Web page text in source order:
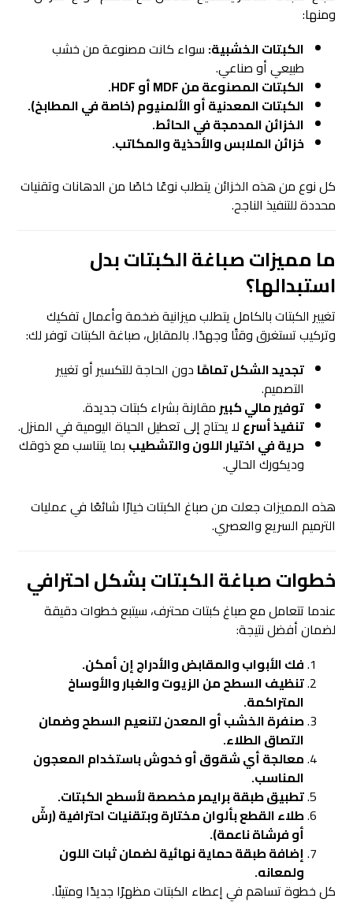
ومنها:
الكبتات الخشبية: سواء كانت مصنوعة من خشب
طبيعي أو صناعي.
الكبتات المصنوعة من MDF أو HDF.
الكبتات المعدنية أو الألمنيوم (خاصة في المطابخ).
الخزائن المدمجة في الحائط.
خزائن الملابس والأحذية والمكاتب.
كل نوع من هذه الخزائن يتطلب نوعًا خاصًا من الدهانات وتقنيات
محددة للتنفيذ الناجح.
ما مميزات صباغة الكبتات بدل
استبدالها؟
تغيير الكبتات بالكامل يتطلب ميزانية ضخمة وأعمال تفكيك
وتركيب تستغرق وقتًا وجهدًا. بالمقابل، صباغة الكبتات توفر لك:
تجديد الشكل تمامًا دون الحاجة للتكسير أو تغيير
التصميم.
توفير مالي كبير مقارنة بشراء كبتات جديدة.
تنفيذ أسرع لا يحتاج إلى تعطيل الحياة اليومية في المنزل.
حرية في اختيار اللون والتشطيب بما يتناسب مع ذوقك
وديكورك الحالي.
هذه المميزات جعلت من صباغ الكبتات خيارًا شائعًا في عمليات
الترميم السريع والعصري.
خطواتصباغة الكبتاتبشكل احترافي
عندما تتعامل مع صباغ كبتات محترف، سيتبع خطوات دقيقة
لضمان أفضل نتيجة:
فك الأبواب والمقابض والأدراج إن أمكن.
تنظيف السطح من الزيوت والغبار والأوساخ
المتراكمة.
صنفرة الخشب أو المعدن لتنعيم السطح وضمان
التصاق الطلاء.
معالجة أي شقوق أو خدوش باستخدام المعجون
المناسب.
تطبيق طبقة برايمر مخصصة لأسطح الكبتات.
طلاء القطع بألوان مختارة وبتقنيات احترافية (رشّ
أو فرشاة ناعمة).
إضافة طبقة حماية نهائية لضمان ثبات اللون
ولمعانه.
كل خطوة تساهم في إعطاء الكبتات مظهرًا جديدًا ومتينًا.